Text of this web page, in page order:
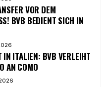
VOR DEM
BVB BEDIENT SICH IN
IN ITALIEN: BVB VERLEIHT
AN COMO